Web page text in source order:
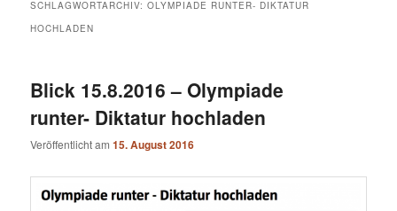
SCHLAGWORTARCHIV:OLYMPIADE RUNTER- DIKTATUR
HOCHLADEN
Blick 15.8.2016 – Olympiade
runter- Diktatur hochladen
Veröffentlicht am15. August 2016